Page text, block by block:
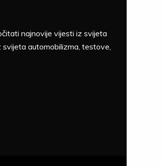
najnovije vijesti iz svijeta
svijeta automobilizma, testove,